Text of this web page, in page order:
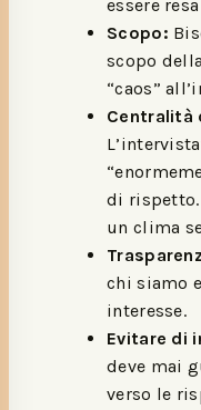
essere
Scopo:
scopo
“caos”
Centralità
di rispetto.
un clima
chi siamo
interesse.
Evitare di
deve mai
verso le